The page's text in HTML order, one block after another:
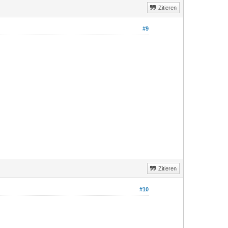
Zitieren
#9
Zitieren
#10